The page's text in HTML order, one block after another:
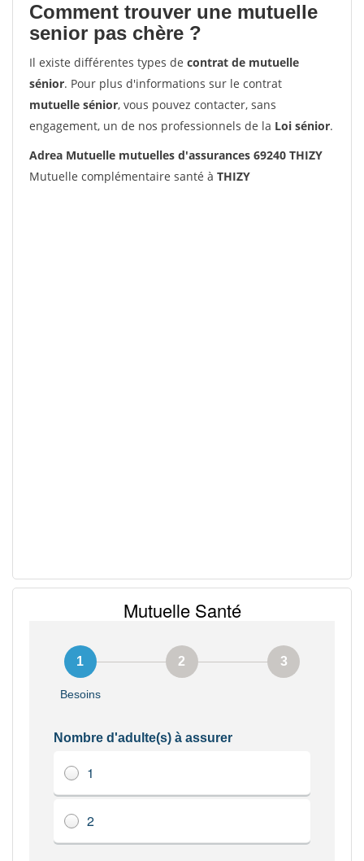
Comment trouver une mutuelle
senior pas chère ?
Il existe différentes types de contrat de mutuelle
sénior. Pour plus d'informations sur le contrat
mutuelle sénior, vous pouvez contacter, sans
engagement, un de nos professionnels de la Loi sénior.
Adrea Mutuelle mutuelles d'assurances 69240 THIZY
Mutuelle complémentaire santé à THIZY